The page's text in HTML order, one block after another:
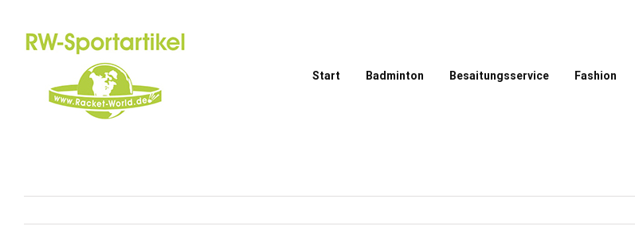
springen
Start Badminton Besaitungsservice Fashion